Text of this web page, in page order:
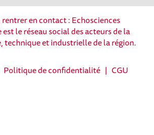
en contact : Echosciences
le réseau social des acteurs de la
et industrielle de la région.
Politique de confidentialité | CGU